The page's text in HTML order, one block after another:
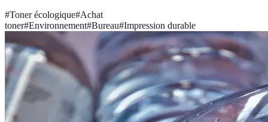
#Toner écologique#Achat
toner#Environnement#Bureau#Impression durable